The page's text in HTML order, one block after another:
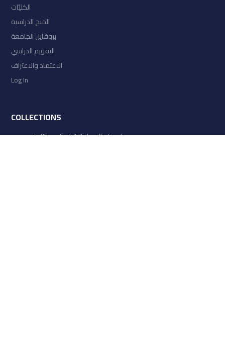
الكليّات
المنح الدراسية
بروفايل الجامعة
التقويم الدراسي
الاعتماد والاعتراف
Log In
COLLECTIONS
امتحان الفصل الثالث -السنة الأولى 2026